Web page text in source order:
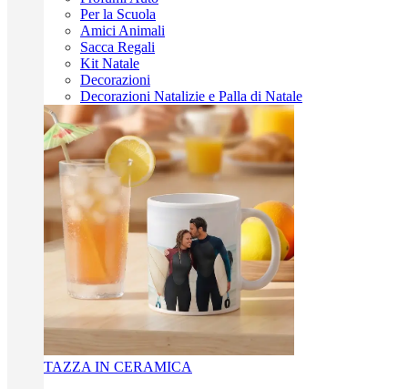
Per la Scuola
Amici Animali
Sacca Regali
Kit Natale
Decorazioni
Decorazioni Natalizie e Palla di Natale
TAZZA IN CERAMICA